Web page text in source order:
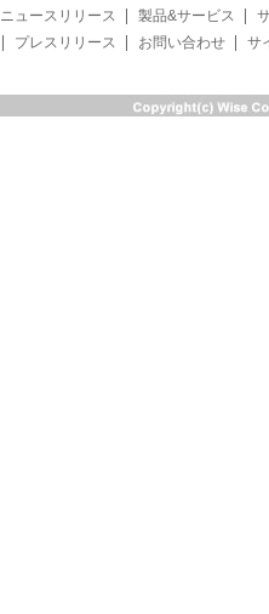
ニュースリリース 製品&サービス
プレスリリース お問い合わせ サ